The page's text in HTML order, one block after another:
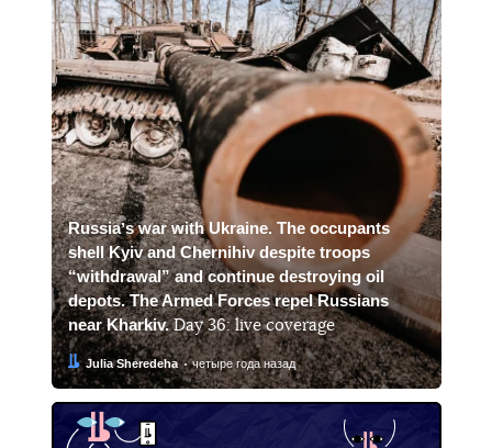
Russiaʼs war with Ukraine. The occupants
shell Kyiv and Chernihiv despite troops
“withdrawal” and continue destroying oil
depots. The Armed Forces repel Russians
near Kharkiv.Day 36: live coverage
Автор:
Julia Sheredeha
Дата: четыре года назад